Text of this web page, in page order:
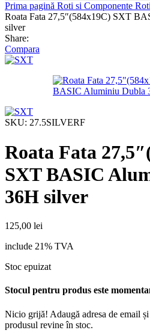
Prima pagină Roti si Componente Roti
Roata Fata 27,5″(584x19C) SXT
silver
Share:
Compara
SKU: 27.5SILVERF
Roata Fata
SXT BASIC
36H silver
125,00 lei
include 21% TVA
Stoc epuizat
Stocul pentru produs este
Nicio grijă! Adaugă adresa de email
produsul revine în stoc.